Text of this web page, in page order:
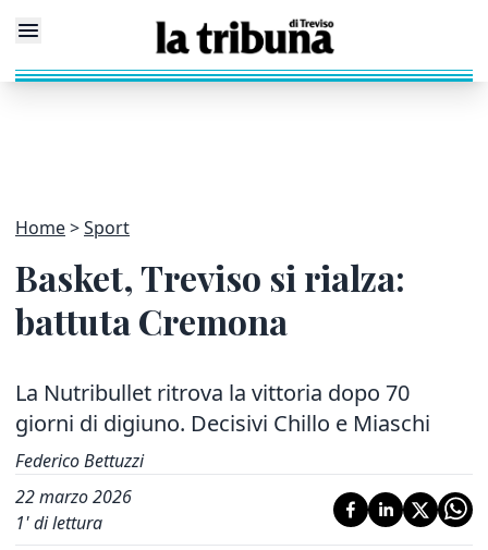
Home Sport
Basket, Treviso si rialza:
battuta Cremona
La Nutribullet ritrova la vittoria dopo 70
giorni di digiuno. Decisivi Chillo e Miaschi
Federico Bettuzzi
22 marzo 2026
1' di lettura